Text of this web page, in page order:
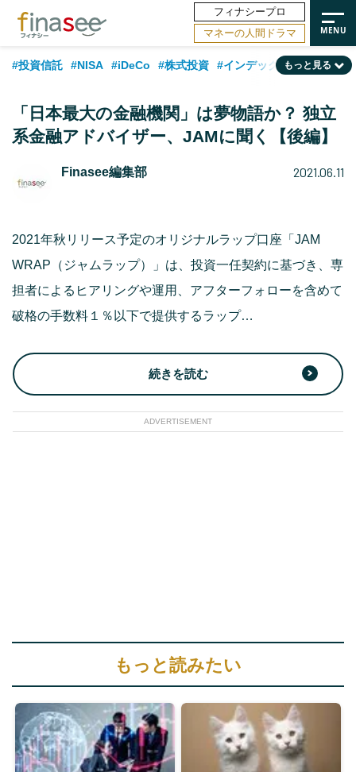
フィナシープロ
マネーの人間ドラマ
#投資信託 #NISA #iDeCo #株式投資 #インデックスファンド
#積立投資 #トレンド #30代 #40代 #50代
#データ・調査
もっと見る
「日本最大の金融機関」は夢物語か？ 独立
系金融アドバイザー、JAMに聞く【後編】
Finasee編集部 2021.06.11
2021年秋リリース予定のオリジナルラップ口座「JAM
WRAP（ジャムラップ）」は、投資一任契約に基づき、専
担者によるヒアリングや運用、アフターフォローを含めて
破格の手数料１％以下で提供するラップ…
続きを読む
ADVERTISEMENT
もっと読みたい